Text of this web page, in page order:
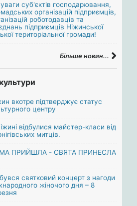
суб'єктів господарювання,
організацій підприємців,
роботодавців та
підприємців Ніжинської
територіальної громади!
Більше новин...
вкотре підтверджує статус
центру
відбулися майстер-класи від
митців.
ПРИЙШЛА - СВЯТА ПРИНЕСЛА
святковий концерт з нагоди
жіночого дня – 8